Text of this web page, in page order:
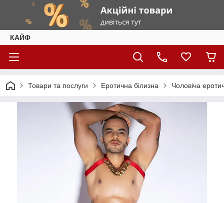
КАЙФ
Товари та послуги Еротична білизна Чоловіча